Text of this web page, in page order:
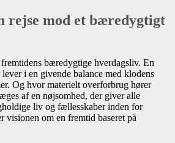
rejse mod et bæredygtigt
bæredygtige hverdagsliv. En
i en givende balance med klodens
Og hvor materielt overforbrug hører
af en nøjsomhed, der giver alle
liv og fællesskaber inden for
visionen om en fremtid baseret på